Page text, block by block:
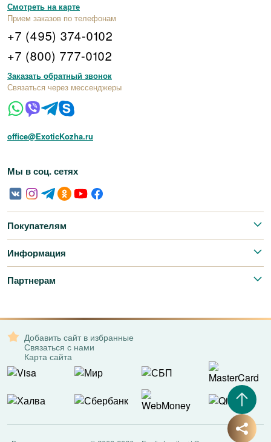
Смотреть на карте
Прием заказов по телефонам
+7 (495) 374-0102
+7 (800) 777-0102
Заказать обратный звонок
Связаться через мессенджеры
office@ExoticKozha.ru
Мы в соц. сетях
Покупателям
Информация
Партнерам
Добавить сайт в избранные
Связаться с нами
Карта сайта